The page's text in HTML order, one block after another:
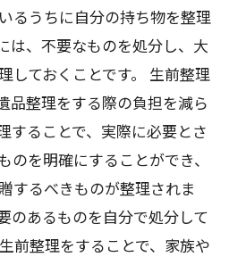
るうちに自分の持ち物を整理
は、不要なものを処分し、大
しておくことです。 生前整理
品整理をする際の負担を減ら
することで、実際に必要とさ
のを明確にすることができ、
するべきものが整理されま
のあるものを自分で処分して
前整理をすることで、家族や